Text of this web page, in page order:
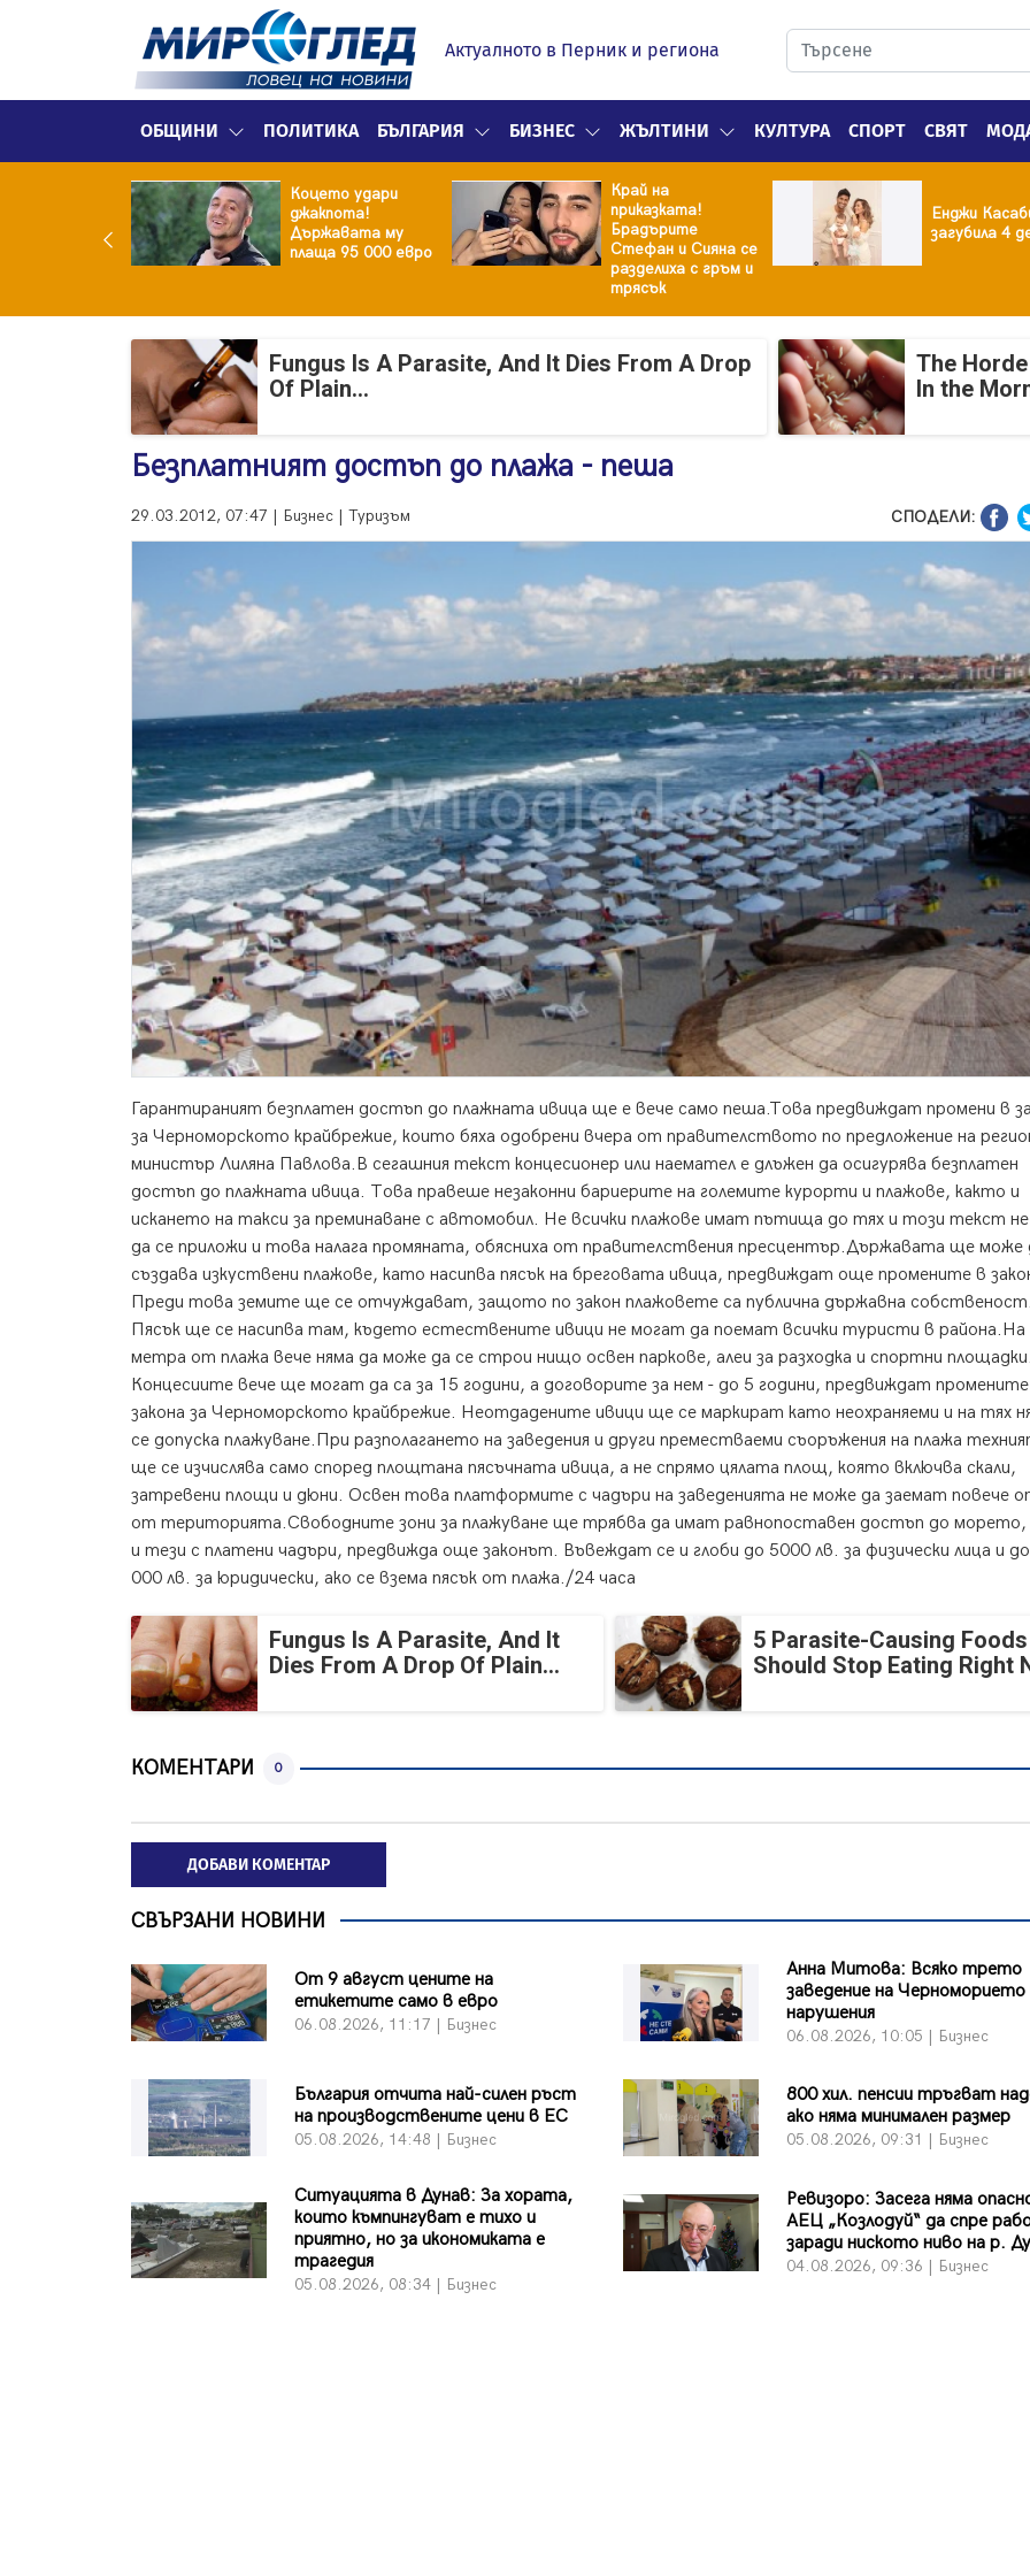
Актуалното в Перник и региона
ОБЩИНИ ПОЛИТИКА БЪЛГАРИЯ БИЗНЕС ЖЪЛТИНИ КУЛТУРА СПОРТ СВЯТ
Коцето удари
джакпота!
Държавата му
плаща 95 000 евро
Край на
приказката!
Брадърите
Стефан и Сияна се
разделиха с гръм и
трясък
Енджи
загубила 4
Fungus Is A Parasite, And It Dies From A Drop
Of Plain...
The
In the
Безплатният достъп до плажа - пеша
29.03.2012, 07:47 | Бизнес | Туризъм СПОДЕЛИ:
Гарантираният безплатен достъп до плажната ивица ще е вече само пеша.Това предвиждат промени в
за Черноморското крайбрежие, които бяха одобрени вчера от правителството по предложение на
министър Лиляна Павлова.В сегашния текст концесионер или наемател е длъжен да осигурява безплатен
достъп до плажната ивица. Това правеше незаконни бариерите на големите курорти и плажове, както и
искането на такси за преминаване с автомобил. Не всички плажове имат пътища до тях и този текст
да се приложи и това налага промяната, обясниха от правителствения пресцентър.Държавата ще може
създава изкуствени плажове, като насипва пясък на бреговата ивица, предвиждат още промените в
Преди това земите ще се отчуждават, защото по закон плажовете са публична държавна собственост.
Пясък ще се насипва там, където естествените ивици не могат да поемат всички туристи в района.На
метра от плажа вече няма да може да се строи нищо освен паркове, алеи за разходка и спортни площадки.
Концесиите вече ще могат да са за 15 години, а договорите за нем - до 5 години, предвиждат
закона за Черноморското крайбрежие. Неотдадените ивици ще се маркират като неохраняеми и на тях
се допуска плажуване.При разполагането на заведения и други преместваеми съоръжения на плажа
ще се изчислява само според площтана пясъчната ивица, а не спрямо цялата площ, която включва скали,
затревени площи и дюни. Освен това платформите с чадъри на заведенията не може да заемат повече
от територията.Свободните зони за плажуване ще трябва да имат равнопоставен достъп до морето,
и тези с платени чадъри, предвижда още законът. Въвеждат се и глоби до 5000 лв. за физически лица и
000 лв. за юридически, ако се взема пясък от плажа./24 часа
Fungus Is A Parasite, And It
Dies From A Drop Of Plain...
5 Parasite-Causing
Should Stop Eating Right
КОМЕНТАРИ 0
ДОБАВИ КОМЕНТАР
СВЪРЗАНИ НОВИНИ
От 9 август цените на
етикетите само в евро
06.08.2026, 11:17 | Бизнес
Анна Митова: Всяко трето
заведение на Черноморието
нарушения
06.08.2026, 10:05 | Бизнес
България отчита най-силен ръст
на производствените цени в ЕС
05.08.2026, 14:48 | Бизнес
800 хил. пенсии тръгват
ако няма минимален размер
05.08.2026, 09:31 | Бизнес
Ситуацията в Дунав: За хората,
които къмпингуват е тихо и
приятно, но за икономиката е
трагедия
05.08.2026, 08:34 | Бизнес
Ревизоро: Засега няма
АЕЦ „Козлодуй“ да спре
заради ниското ниво на р.
04.08.2026, 09:36 | Бизнес